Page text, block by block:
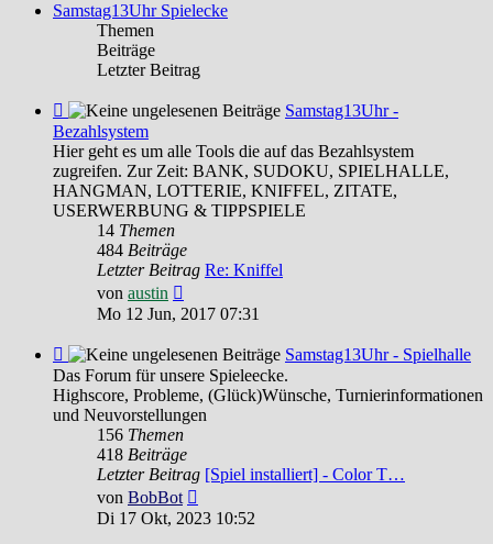
Samstag13Uhr Spielecke
Themen
Beiträge
Letzter Beitrag
Feed
-
Samstag13Uhr
-
Bezahlsystem
Samstag13Uhr -
Bezahlsystem
Hier geht es um alle Tools die auf das Bezahlsystem
zugreifen. Zur Zeit: BANK, SUDOKU, SPIELHALLE,
HANGMAN, LOTTERIE, KNIFFEL, ZITATE,
USERWERBUNG & TIPPSPIELE
14 Themen
484 Beiträge
Letzter Beitrag Re: Kniffel
von austin
Beitrag
Mo 12 Jun, 2017 07:31
Feed
-
Samstag13Uhr
-
Spielhalle
Samstag13Uhr - Spielhalle
Das Forum für unsere Spieleecke.
Highscore, Probleme, (Glück)Wünsche, Turnierinformationen
und Neuvorstellungen
156 Themen
418 Beiträge
Letzter Beitrag [Spiel installiert] - Color T…
von BobBot
Beitrag
Di 17 Okt, 2023 10:52